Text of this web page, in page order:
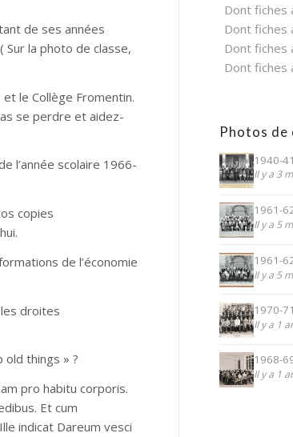
de ses années
la photo de classe,
le Collège Fromentin.
se perdre et aidez-
l’année scolaire 1966-
copies
de l’économie
droites
things » ?
pro habitu corporis.
Et cum
indicat Dareum vesci
Dont fiches
Dont fiches
Dont fiches
Dont fiches
Photos de
1940-
Il y a 3
1961-
Il y a 5
1961-
Il y a 5
1970-
Il y a 1
1968-
Il y a 1